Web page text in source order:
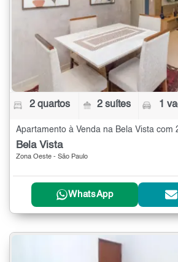
2 quartos 2 suítes 1
Apartamento à Venda na Bela Vista com
Bela Vista
Zona Oeste - São Paulo
WhatsApp